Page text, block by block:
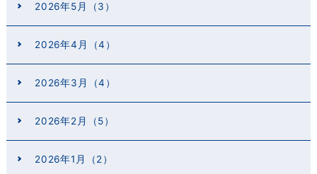
2026年5月（3）
2026年4月（4）
2026年3月（4）
2026年2月（5）
2026年1月（2）